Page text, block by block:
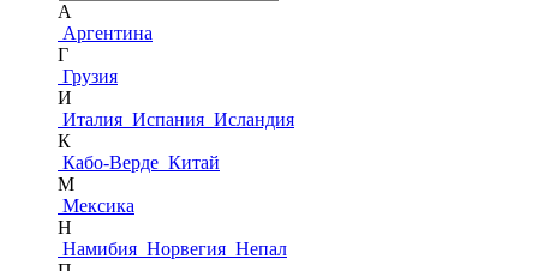
А
Аргентина
Г
Грузия
И
Италия Испания Исландия
К
Кабо-Верде Китай
М
Мексика
Н
Намибия Норвегия Непал